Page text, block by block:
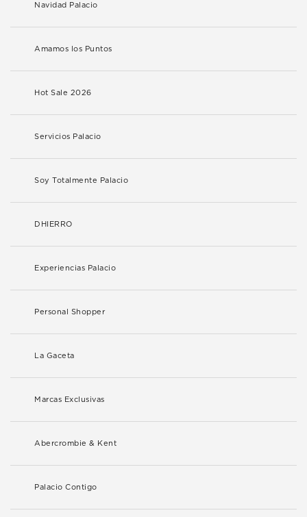
Navidad Palacio
Amamos los Puntos
Hot Sale 2026
Servicios Palacio
Soy Totalmente Palacio
DHIERRO
Experiencias Palacio
Personal Shopper
La Gaceta
Marcas Exclusivas
Abercrombie & Kent
Palacio Contigo